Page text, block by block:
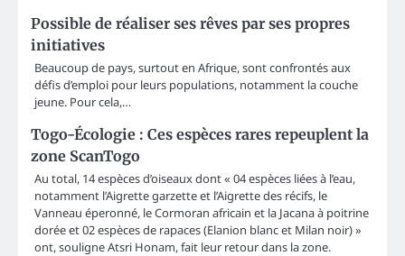
Possible de réaliser ses rêves par ses propres
initiatives
Beaucoup de pays, surtout en Afrique, sont confrontés aux
défis d’emploi pour leurs populations, notamment la couche
jeune. Pour cela,…
Togo-Écologie : Ces espèces rares repeuplent la
zone ScanTogo
Au total, 14 espèces d’oiseaux dont « 04 espèces liées à l’eau,
notamment l’Aigrette garzette et l’Aigrette des récifs, le
Vanneau éperonné, le Cormoran africain et la Jacana à poitrine
dorée et 02 espèces de rapaces (Elanion blanc et Milan noir) »
ont, souligne Atsri Honam, fait leur retour dans la zone.